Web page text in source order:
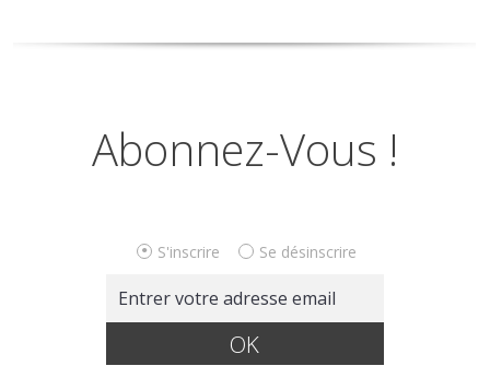
Abonnez-Vous !
S'inscrire Se désinscrire